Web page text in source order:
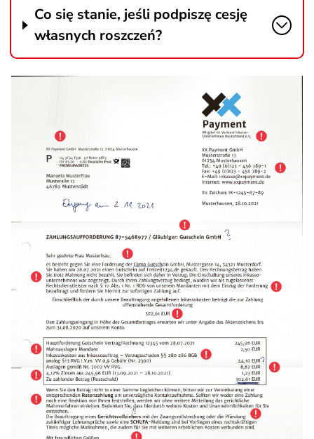
Co się stanie, jeśli podpiszę cesję
własnych roszczeń?